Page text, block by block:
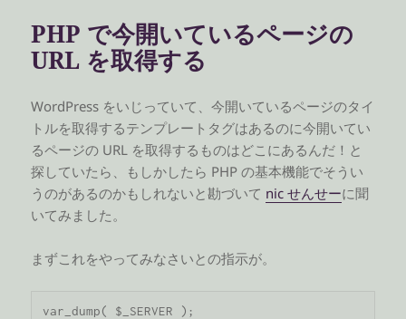
PHP で今開いているページの
URL を取得する
WordPress をいじっていて、今開いているページのタイ
トルを取得するテンプレートタグはあるのに今開いてい
るページの URL を取得するものはどこにあるんだ！と
探していたら、もしかしたら PHP の基本機能でそうい
うのがあるのかもしれないと勘づいて nic せんせーに聞
いてみました。
まずこれをやってみなさいとの指示が。
var_dump( $_SERVER );